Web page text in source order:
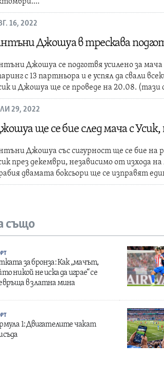
16, 2022
Джошуа в трескава
Джошуа се подготвя усилено за
с 13 партньора и е успял да свали
и Джошуа ще се проведе на 20.08. (тази
29, 2022
ще се бие след мача с
Джошуа със сигурност ще се бие на
през декември, независимо от изхода
двамата боксьори ще се изправят
също
за бронза: Как „мачът,
никой не иска да играе“ се
в златна мина
1: Двигателите чакат